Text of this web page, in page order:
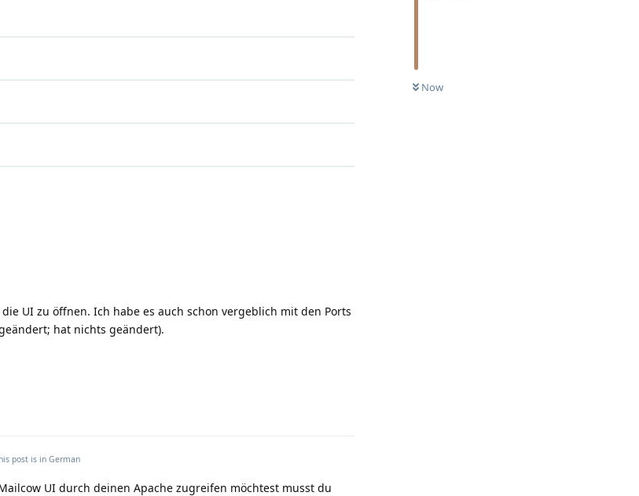
Now
UI zu öffnen. Ich habe es auch schon vergeblich mit den Ports
hat nichts geändert).
post is in German
UI durch deinen Apache zugreifen möchtest musst du